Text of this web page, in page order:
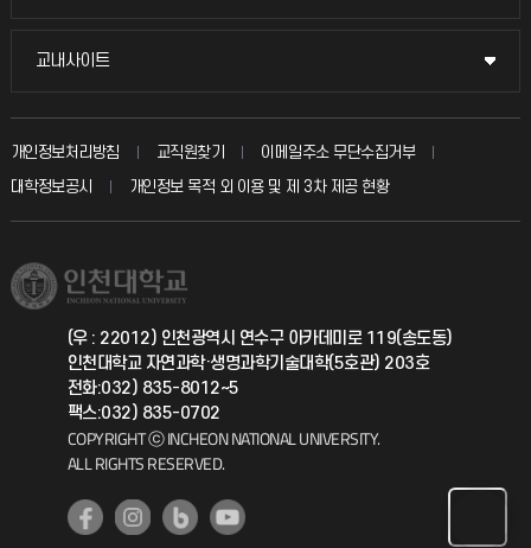
입학안내
취업정보(학생)
칭찬마당
학생서비스 지킴이
국방헬프콜
총동문회
교내사이트
교내사이트
교수회
교육혁신본부
국제지원과
공자아카데미
기초교육원
개인정보처리방침 교직원찾기
이메일주소 무단수집거부
대학정보공시
개인정보 목적 외 이용 및 제 3차 제공 현황
(우 : 22012) 인천광역시 연수구 아카데미로 119(송도동)
인천대학교 자연과학·생명과학기술대학(5호관) 203호
전화:032) 835-8012~5
팩스:032) 835-0702
COPYRIGHT ⓒ INCHEON NATIONAL UNIVERSITY.
ALL RIGHTS RESERVED.